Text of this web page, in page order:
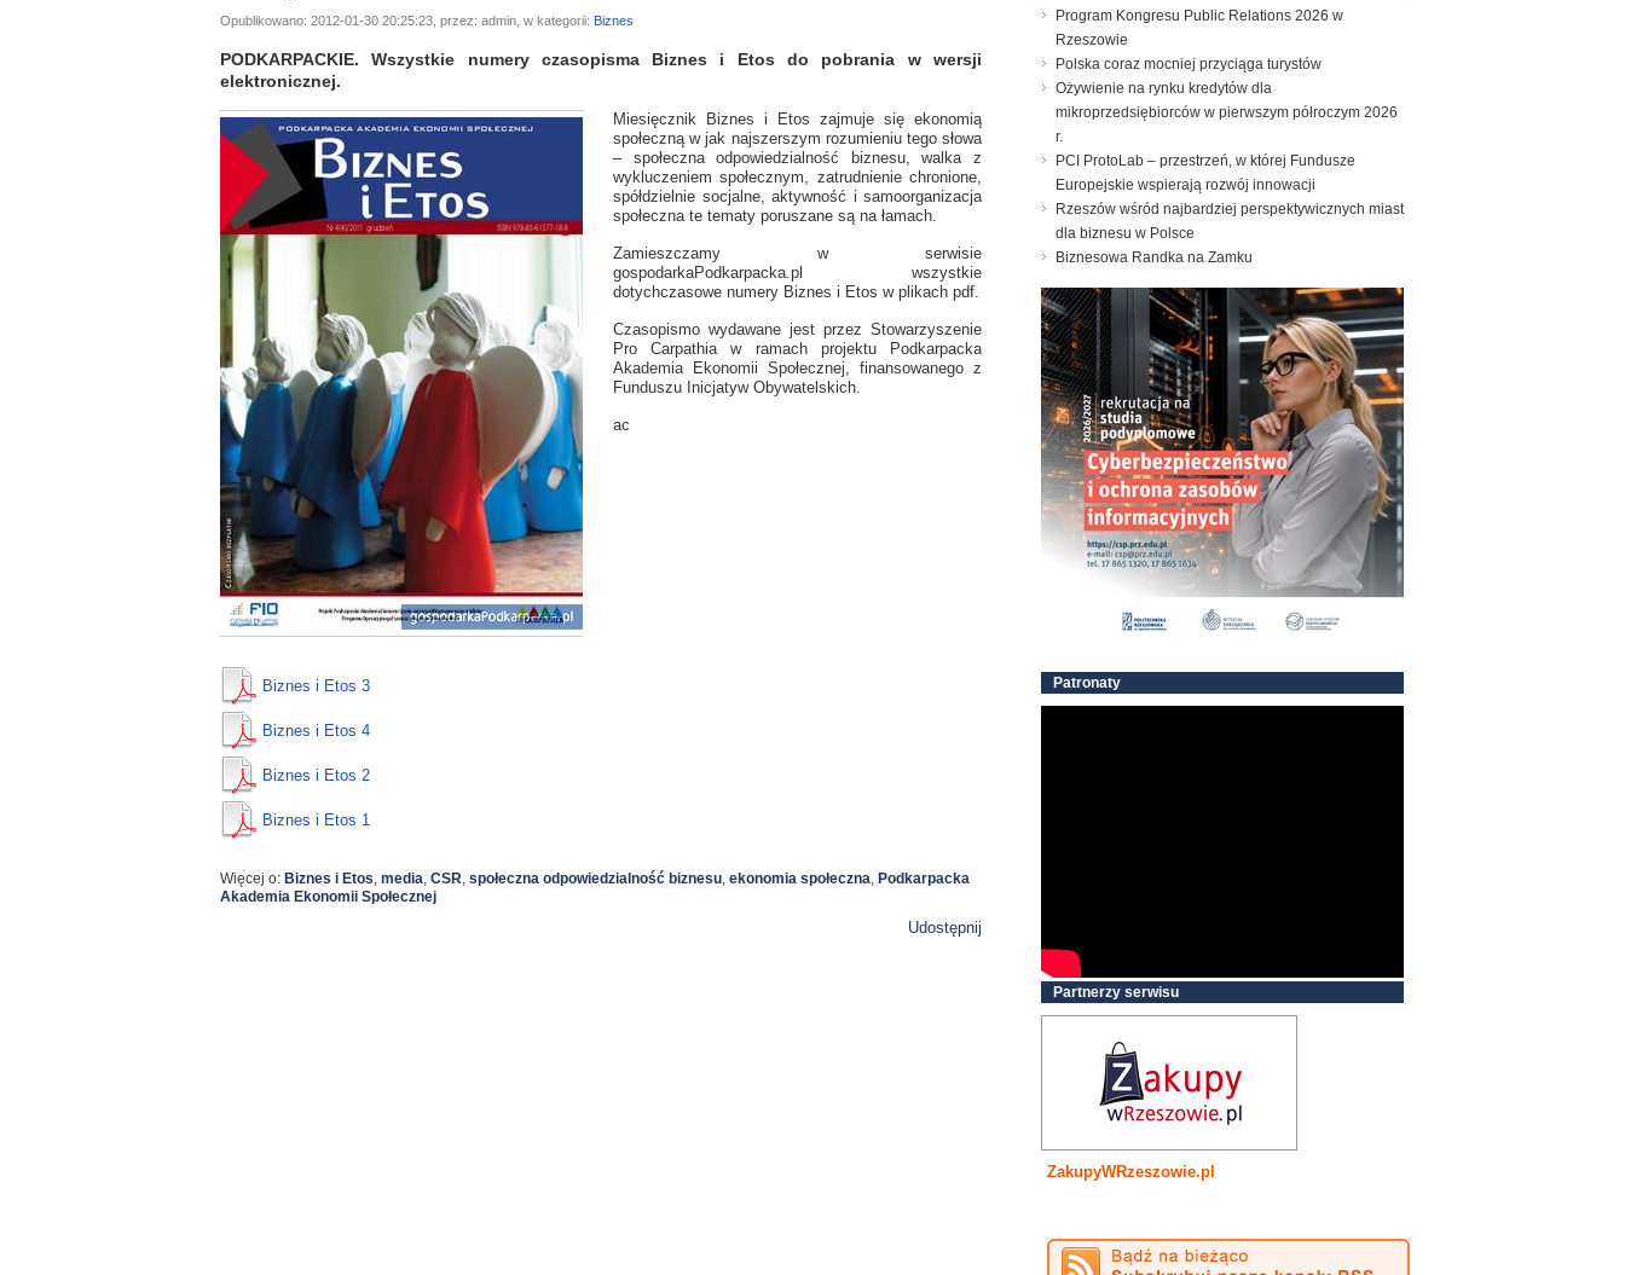
Opublikowano: 2012-01-30 20:25:23, przez: admin, w kategorii: Biznes
PODKARPACKIE. Wszystkie numery czasopisma Biznes i Etos do pobrania w wersji
elektronicznej.
Miesięcznik Biznes i Etos zajmuje się ekonomią
społeczną w jak najszerszym rozumieniu tego słowa
– społeczna odpowiedzialność biznesu, walka z
wykluczeniem społecznym, zatrudnienie chronione,
spółdzielnie socjalne, aktywność i samoorganizacja
społeczna te tematy poruszane są na łamach.
Zamieszczamy w serwisie
gospodarkaPodkarpacka.pl wszystkie
dotychczasowe numery Biznes i Etos w plikach pdf.
Czasopismo wydawane jest przez Stowarzyszenie
Pro Carpathia w ramach projektu Podkarpacka
Akademia Ekonomii Społecznej, finansowanego z
Funduszu Inicjatyw Obywatelskich.
ac
Biznes i Etos 3
Biznes i Etos 4
Biznes i Etos 2
Biznes i Etos 1
Więcej o: Biznes i Etos, media, CSR, społeczna odpowiedzialność biznesu, ekonomia społeczna, Podkarpacka
Akademia Ekonomii Społecznej
Udostępnij
Program Kongresu Public Relations 2026 w
Rzeszowie
Polska coraz mocniej przyciąga turystów
Ożywienie na rynku kredytów dla
mikroprzedsiębiorców w pierwszym półroczym 2026
r.
PCI ProtoLab – przestrzeń, w której Fundusze
Europejskie wspierają rozwój innowacji
Rzeszów wśród najbardziej perspektywicznych miast
dla biznesu w Polsce
Biznesowa Randka na Zamku
Patronaty
Partnerzy serwisu
ZakupyWRzeszowie.pl